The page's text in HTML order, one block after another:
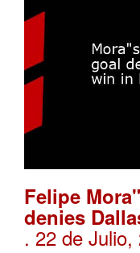
Felipe
denies
. 22 de